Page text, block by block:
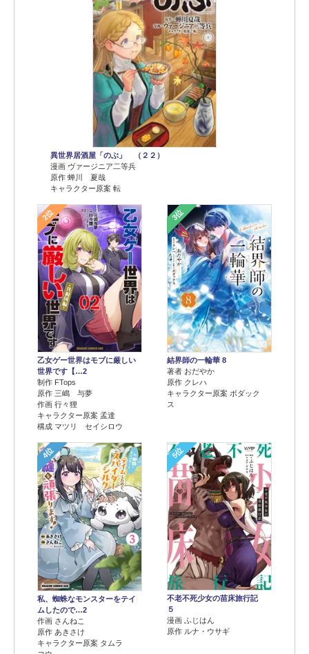
異世界居酒屋「のぶ」 （２２）
漫画 ヴァージニア二等兵
原作 蝉川 夏哉
キャラクター原案 転
2位
乙女ゲー世界はモブに厳しい
世界です【…2
制作 FTops
原作 三嶋 与夢
作画 行々狸
キャラクター原案 孟達
構成 マツリ セイシロウ
3位
結界師の一輪華 8
著者 おだやか
原作 クレハ
キャラクター原案 ボダック
ス
4位
私、蜘蛛なモンスターをテイ
ムしたので…2
作画 さんねこ
原作 あきさけ
キャラクター原案 タムラ
5位
不老不死少女の苗床旅行記
５
漫画 ふじはん
原作 ルナ・ウサギ